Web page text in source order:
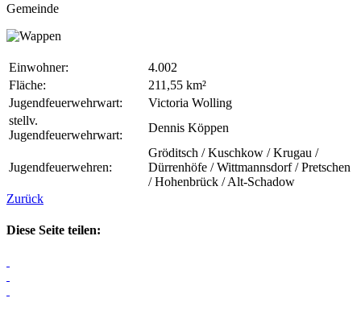
Gemeinde
Einwohner:
4.002
Fläche:
211,55 km²
Jugendfeuerwehrwart:
Victoria Wolling
stellv.
Jugendfeuerwehrwart:
Dennis Köppen
Jugendfeuerwehren:
Gröditsch / Kuschkow / Krugau /
Dürrenhöfe / Wittmannsdorf / Pretschen
/ Hohenbrück / Alt-Schadow
Zurück
Diese Seite teilen: